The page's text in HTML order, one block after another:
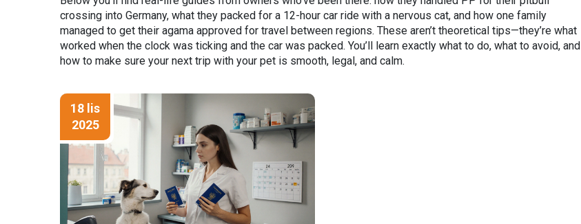
crossing into Germany, what they packed for a 12-hour car ride with a nervous cat, and how one family
managed to get their agama approved for travel between regions. These aren’t theoretical tips—they’re what
worked when the clock was ticking and the car was packed. You’ll learn exactly what to do, what to avoid, and
how to make sure your next trip with your pet is smooth, legal, and calm.
18 lis
2025